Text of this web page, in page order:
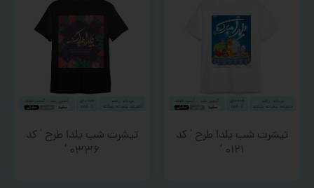
تیشرت شب یلدا طرح ‘ کد
۰۱۲۱ ‘
تیشرت شب یلدا طرح ‘ کد
۰۳۳۶ ‘